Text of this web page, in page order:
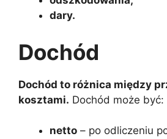
dary.
Dochód
Dochód to różnica między
kosztami. Dochód może być:
netto – po odliczeniu